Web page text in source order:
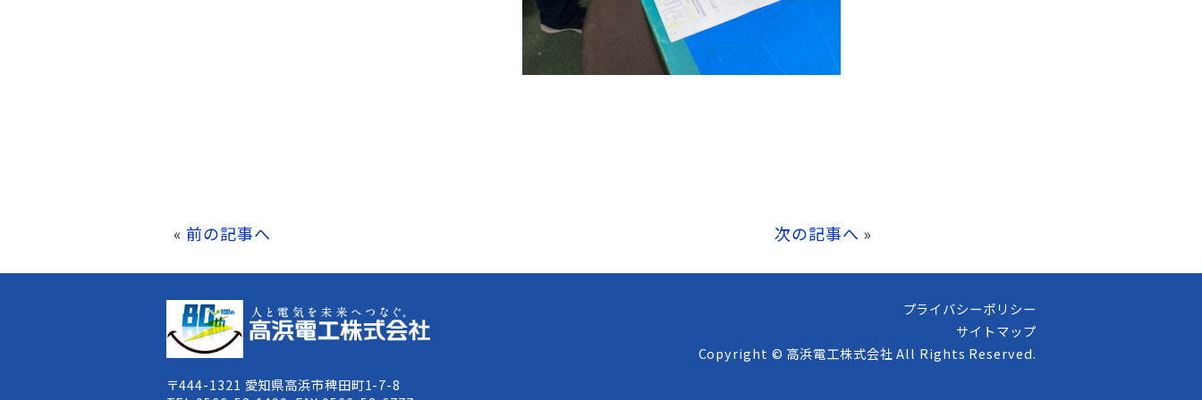
« 前の記事へ 次の記事へ »
〒444-1321 愛知県高浜市稗田町1-7-8
プライバシーポリシー
サイトマップ
Copyright © 高浜電工株式会社 All Rights Reserved.